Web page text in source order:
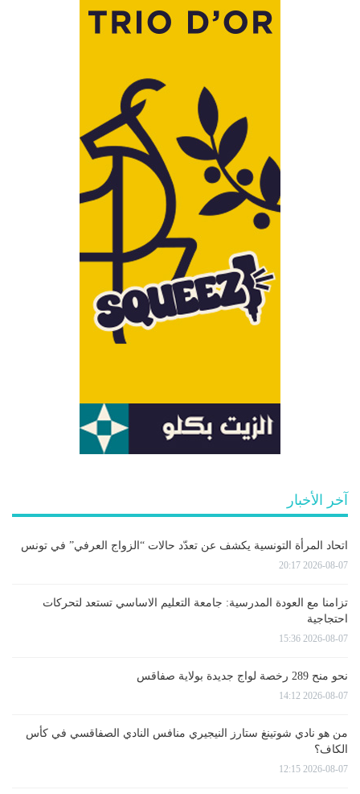
آخر الأخبار
اتحاد المرأة التونسية يكشف عن تعدّد حالات “الزواج العرفي” في تونس
2026-08-07 20:17
تزامنا مع العودة المدرسية: جامعة التعليم الاساسي تستعد لتحركات
احتجاجية
2026-08-07 15:36
نحو منح 289 رخصة لواج جديدة بولاية صفاقس
2026-08-07 14:12
من هو نادي شوتينغ ستارز النيجيري منافس النادي الصفاقسي في كأس
الكاف؟
2026-08-07 12:15